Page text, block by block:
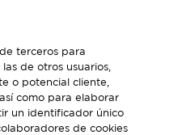
Viaje Corporativo
|Descargas
terceros para
de otros usuarios,
o potencial cliente,
como para elaborar
un identificador único
de cookies